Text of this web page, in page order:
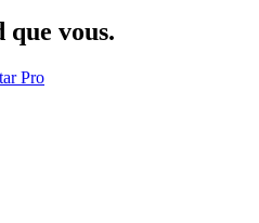
vous.
Pro